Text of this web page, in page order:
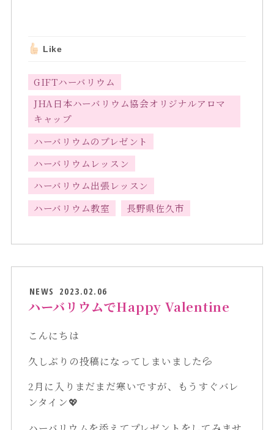
Like
GIFTハーバリウム
JHA日本ハーバリウム協会オリジナルアロマ
キャップ
ハーバリウムのプレゼント
ハーバリウムレッスン
ハーバリウム出張レッスン
ハーバリウム教室
長野県佐久市
NEWS 2023.02.06
ハーバリウムでHappy Valentine
こんにちは
久しぶりの投稿になってしまいました💦
2月に入りまだまだ寒いですが、もうすぐバレ
ンタイン💖